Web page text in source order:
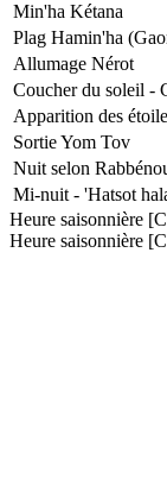
Min'ha Kétana
Plag Hamin'ha
Allumage Nérot
Coucher du soleil -
Apparition des
Sortie Yom Tov
Nuit selon
Mi-nuit - 'Hatsot
Heure saisonnière
Heure saisonnière